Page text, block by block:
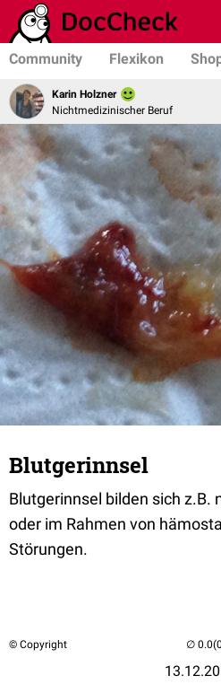
Community Flexikon
Karin Holzner
Nichtmedizinischer Beruf
Blutgerinnsel
Blutgerinnsel bilden sich z.B.
oder im Rahmen von
Störungen.
© Copyright